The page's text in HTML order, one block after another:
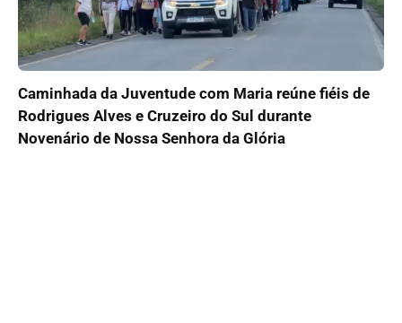
Caminhada da Juventude com Maria reúne fiéis de
Rodrigues Alves e Cruzeiro do Sul durante
Novenário de Nossa Senhora da Glória